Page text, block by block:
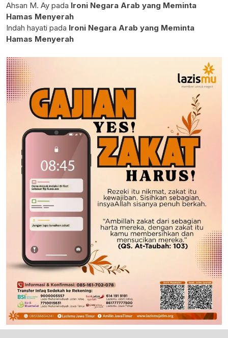
Ahsan M. Ay pada Ironi Negara Arab yang Meminta
Hamas Menyerah
Indah hayati pada Ironi Negara Arab yang Meminta
Hamas Menyerah